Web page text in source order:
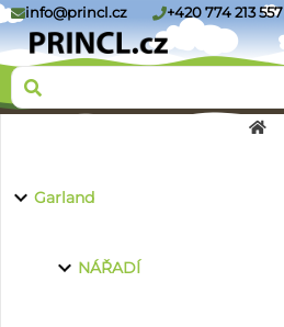
info@princl.cz +420 774 213 557
Garland
NÁŘADÍ